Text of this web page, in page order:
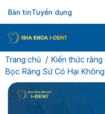
Bản tinTuyển dụng
Trang chủ
Kiến thức răng
Bọc Răng Sứ Có Hại